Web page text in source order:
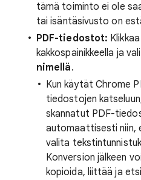
tämä toiminto ei ole
tai isäntäsivusto on
PDF-tiedostot:
kakkospainikkeella ja
nimellä.
Kun käytät Chrome
tiedostojen
skannatut PDF-
automaattisesti niin,
valita
Konversion jälkeen
kopioida, liittää ja